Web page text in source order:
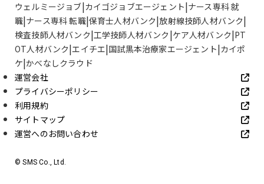
ウェルミージョブ カイゴジョブエージェント ナース専科 就
職 ナース専科 転職 保育士人材バンク 放射線技師人材バンク
検査技師人材バンク 工学技師人材バンク ケア人材バンク PT
OT人材バンク エイチエ 国試黒本治療家エージェント カイポ
ケ かべなしクラウド
運営会社
プライバシーポリシー
利用規約
サイトマップ
運営へのお問い合わせ
© SMS Co., Ltd.